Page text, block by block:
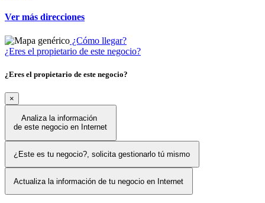
Ver más direcciones
¿Cómo llegar?
¿Eres el propietario de este negocio?
¿Eres el propietario de este negocio?
×
Analiza la información
de este negocio en Internet
¿Este es tu negocio?, solicita gestionarlo tú mismo
Actualiza la información de tu negocio en Internet